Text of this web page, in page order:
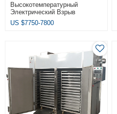
Высокотемпературный
Электрический Взрыв
Интеллектуальная Сушильная
Печь Циркуляция Горячего
US $7750-7800